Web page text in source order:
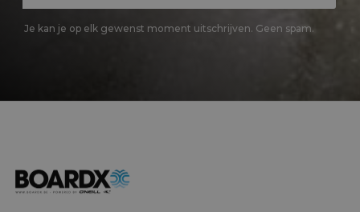
Je kan je op elk gewenst moment uitschrijven. Geen spam.